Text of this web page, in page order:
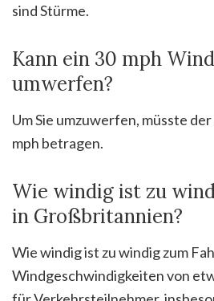
sind Stürme.
Kann ein 30 mph
umwerfen?
Um Sie umzuwerfen, müsste
mph betragen.
Wie windig ist zu
in Großbritannien?
Wie windig ist zu windig zum
Windgeschwindigkeiten von